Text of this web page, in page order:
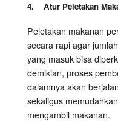
4. Atur Peletakan
Peletakan makanan
secara rapi agar
yang masuk bisa
demikian, proses
dalamnya akan
sekaligus
mengambil makanan.